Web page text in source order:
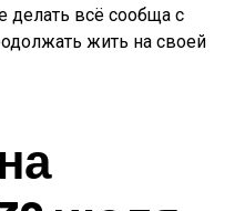
делать всё сообща с
жить на своей